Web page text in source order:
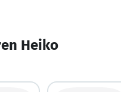
Heiko